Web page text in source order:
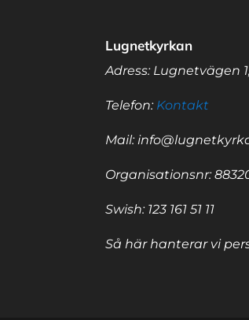
Lugnetkyrkan
Adress: Lugnetvägen
Telefon: Kontakt
Mail:
Organisationsnr:
Swish: 123 161 51 11
Så här hanterar vi